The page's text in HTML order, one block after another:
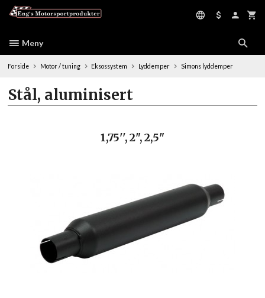
Meny
Forside Motor / tuning Eksossystem Lyddemper Simons lyddemper
Stål, aluminisert
1,75'', 2", 2,5"